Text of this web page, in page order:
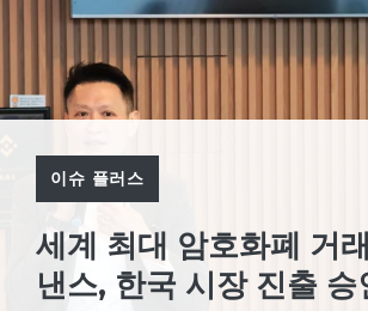
이슈 플러스
세계 최대 암호화폐 거
낸스, 한국 시장 진출 승